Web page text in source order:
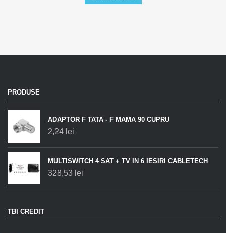
PRODUSE
ADAPTOR F TATA - F MAMA 90 CUPRU
2,24 lei
MULTISWITCH 4 SAT + TV IN 6 IESIRI CABLETECH
328,53 lei
TBI CREDIT